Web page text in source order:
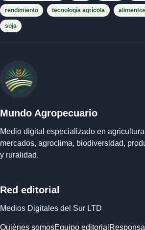
rendimiento tecnología agrícola alimentos
soja
Mundo Agropecuario
Medio digital especializado en
mercados, agroclima, biodiversidad,
y ruralidad.
Red editorial
Medios Digitales del Sur LTD
Quiénes somosEquipo editorial